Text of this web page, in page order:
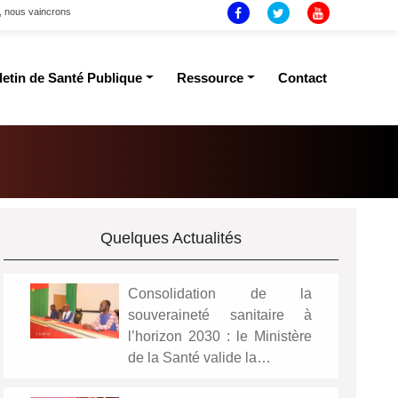
nous vaincrons
de Santé Publique Ressource Contact
Quelques Actualités
Consolidation de la
souveraineté sanitaire à
l’horizon 2030 : le Ministère
de la Santé valide la…